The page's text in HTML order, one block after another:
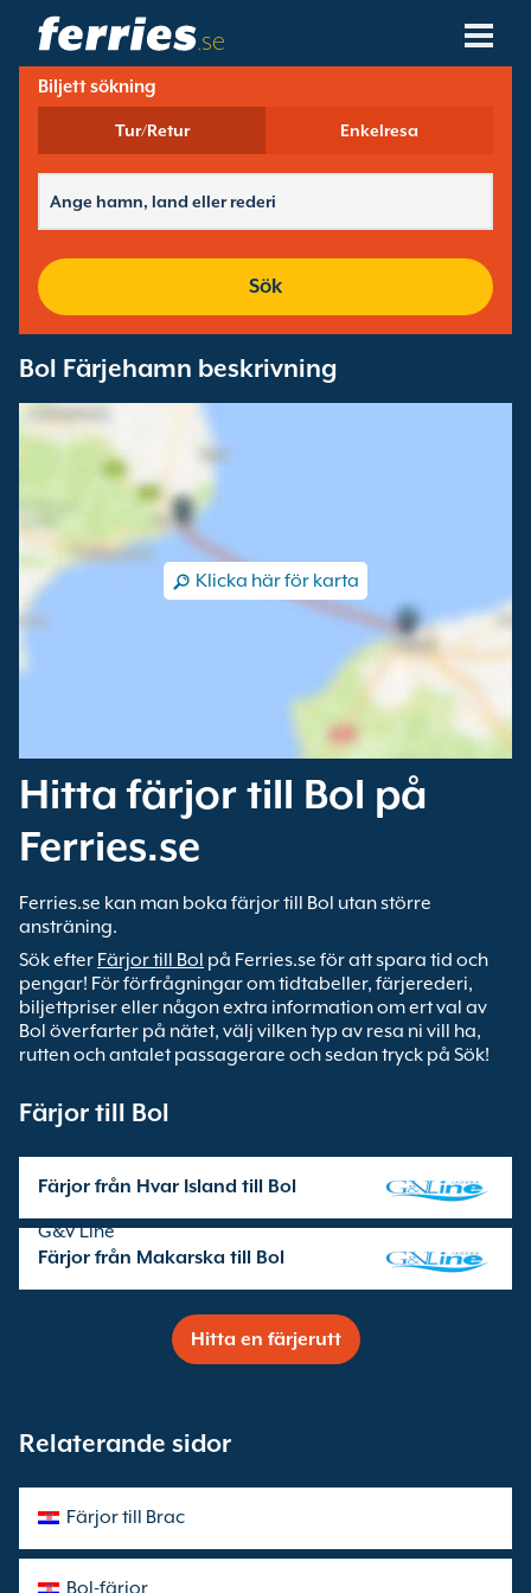
.se
Rederier
Färjedestinationer
Färjehamnar
Biljett sökning
Tur/Retur Enkelresa
Sök
Bol Färjehamn beskrivning
Klicka här för karta
Hitta färjor till Bol på
Ferries.se
Ferries.se kan man boka färjor till Bol utan större
ansträning.
Sök efter Färjor till Bol på Ferries.se för att spara tid och
pengar! För förfrågningar om tidtabeller, färjerederi,
biljettpriser eller någon extra information om ert val av
Bol överfarter på nätet, välj vilken typ av resa ni vill ha,
rutten och antalet passagerare och sedan tryck på Sök!
Färjor till Bol
Färjor från Hvar Island till Bol
G&V Line
Färjor från Makarska till Bol
Hitta en färjerutt
Relaterande sidor
Färjor till Brac
Bol-färjor